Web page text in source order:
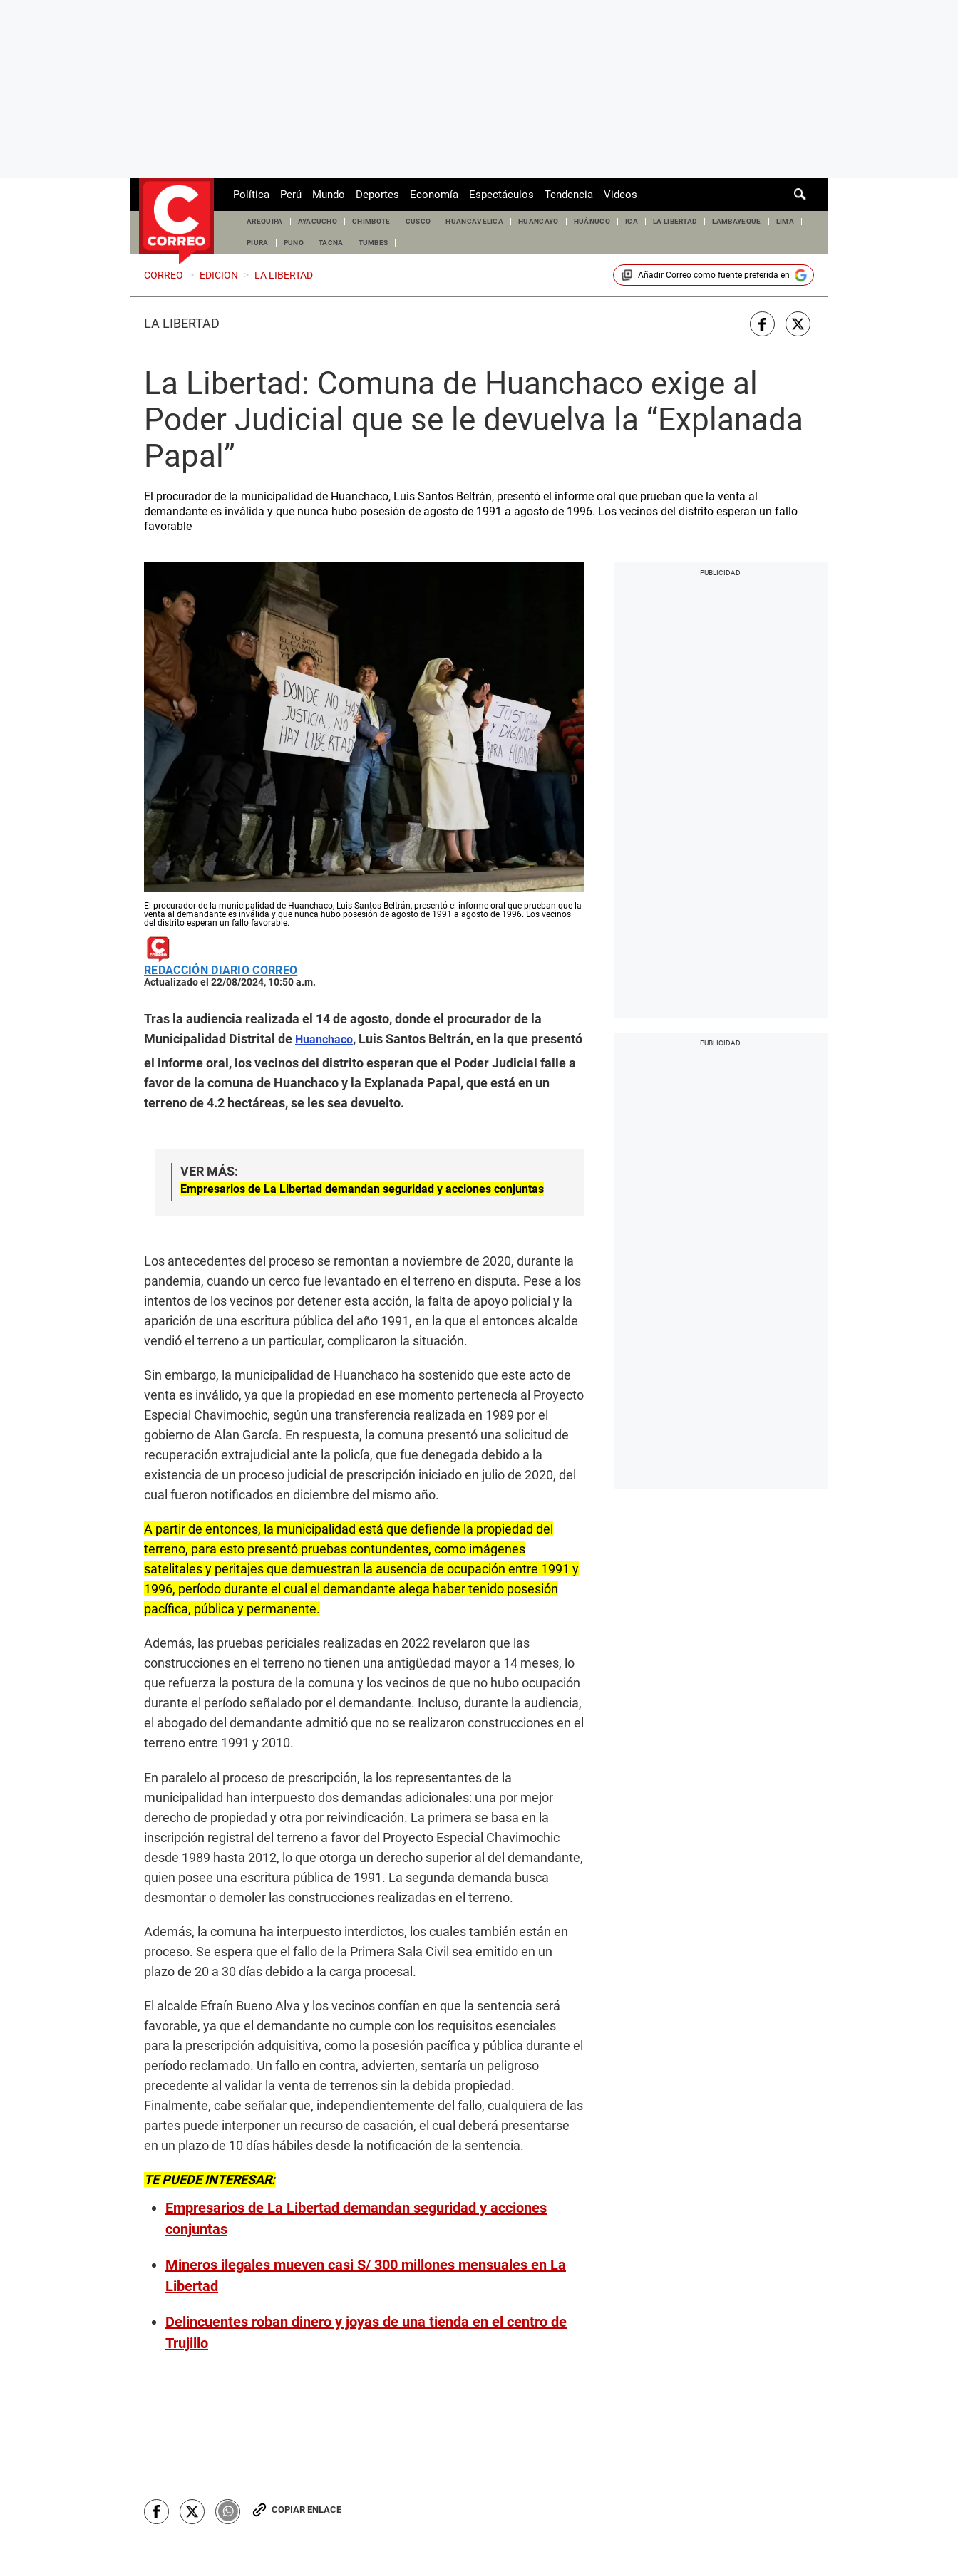
de
Política Perú Mundo Deportes Economía Espectáculos Tendencia Videos
AREQUIPA AYACUCHO CHIMBOTE CUSCO HUANCAVELICA HUANCAYO HUÁNUCO ICA LA LIBERTAD LAMBAYEQUE LIMA
PIURA PUNO TACNA TUMBES
CORREO > EDICION > LA LIBERTAD Añadir Correocomo fuente preferida en
LA LIBERTAD
La Libertad: Comuna de Huanchaco exige al
Poder Judicial que se le devuelva la “Explanada
Papal”
El procurador de la municipalidad de Huanchaco, Luis Santos Beltrán, presentó el informe oral que prueban que la venta al
demandante es inválida y que nunca hubo posesión de agosto de 1991 a agosto de 1996. Los vecinos del distrito esperan un fallo
favorable
El procurador de la municipalidad de Huanchaco, Luis Santos Beltrán, presentó el informe oral que prueban que la
venta al demandante es inválida y que nunca hubo posesión de agosto de 1991 a agosto de 1996. Los vecinos
del distrito esperan un fallo favorable.
REDACCIÓN DIARIO CORREO
Actualizado el 22/08/2024, 10:50 a.m.
Tras la audiencia realizada el 14 de agosto, donde el procurador de la
Municipalidad Distrital de Huanchaco, Luis Santos Beltrán, en la que presentó
el informe oral, los vecinos del distrito esperan que el Poder Judicial falle a
favor de la comuna de Huanchaco y la Explanada Papal, que está en un
terreno de 4.2 hectáreas, se les sea devuelto.
VER MÁS:
Empresarios de La Libertad demandan seguridad y acciones conjuntas
Los antecedentes del proceso se remontan a noviembre de 2020, durante la
pandemia, cuando un cerco fue levantado en el terreno en disputa. Pese a los
intentos de los vecinos por detener esta acción, la falta de apoyo policial y la
aparición de una escritura pública del año 1991, en la que el entonces alcalde
vendió el terreno a un particular, complicaron la situación.
Sin embargo, la municipalidad de Huanchaco ha sostenido que este acto de
venta es inválido, ya que la propiedad en ese momento pertenecía al Proyecto
Especial Chavimochic, según una transferencia realizada en 1989 por el
gobierno de Alan García. En respuesta, la comuna presentó una solicitud de
recuperación extrajudicial ante la policía, que fue denegada debido a la
existencia de un proceso judicial de prescripción iniciado en julio de 2020, del
cual fueron notificados en diciembre del mismo año.
A partir de entonces, la municipalidad está que defiende la propiedad del
terreno, para esto presentó pruebas contundentes, como imágenes
satelitales y peritajes que demuestran la ausencia de ocupación entre 1991 y
1996, período durante el cual el demandante alega haber tenido posesión
pacífica, pública y permanente.
Además, las pruebas periciales realizadas en 2022 revelaron que las
construcciones en el terreno no tienen una antigüedad mayor a 14 meses, lo
que refuerza la postura de la comuna y los vecinos de que no hubo ocupación
durante el período señalado por el demandante. Incluso, durante la audiencia,
el abogado del demandante admitió que no se realizaron construcciones en el
terreno entre 1991 y 2010.
En paralelo al proceso de prescripción, la los representantes de la
municipalidad han interpuesto dos demandas adicionales: una por mejor
derecho de propiedad y otra por reivindicación. La primera se basa en la
inscripción registral del terreno a favor del Proyecto Especial Chavimochic
desde 1989 hasta 2012, lo que otorga un derecho superior al del demandante,
quien posee una escritura pública de 1991. La segunda demanda busca
desmontar o demoler las construcciones realizadas en el terreno.
Además, la comuna ha interpuesto interdictos, los cuales también están en
proceso. Se espera que el fallo de la Primera Sala Civil sea emitido en un
plazo de 20 a 30 días debido a la carga procesal.
El alcalde Efraín Bueno Alva y los vecinos confían en que la sentencia será
favorable, ya que el demandante no cumple con los requisitos esenciales
para la prescripción adquisitiva, como la posesión pacífica y pública durante el
período reclamado. Un fallo en contra, advierten, sentaría un peligroso
precedente al validar la venta de terrenos sin la debida propiedad.
Finalmente, cabe señalar que, independientemente del fallo, cualquiera de las
partes puede interponer un recurso de casación, el cual deberá presentarse
en un plazo de 10 días hábiles desde la notificación de la sentencia.
TE PUEDE INTERESAR:
Empresarios de La Libertad demandan seguridad y acciones
conjuntas
Mineros ilegales mueven casi S/ 300 millones mensuales en La
Libertad
Delincuentes roban dinero y joyas de una tienda en el centro de
Trujillo
COPIAR ENLACE